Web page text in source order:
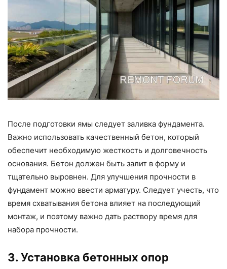
После подготовки ямы следует заливка фундамента.
Важно использовать качественный бетон, который
обеспечит необходимую жесткость и долговечность
основания. Бетон должен быть залит в форму и
тщательно выровнен. Для улучшения прочности в
фундамент можно ввести арматуру. Следует учесть, что
время схватывания бетона влияет на последующий
монтаж, и поэтому важно дать раствору время для
набора прочности.
3. Установка бетонных опор